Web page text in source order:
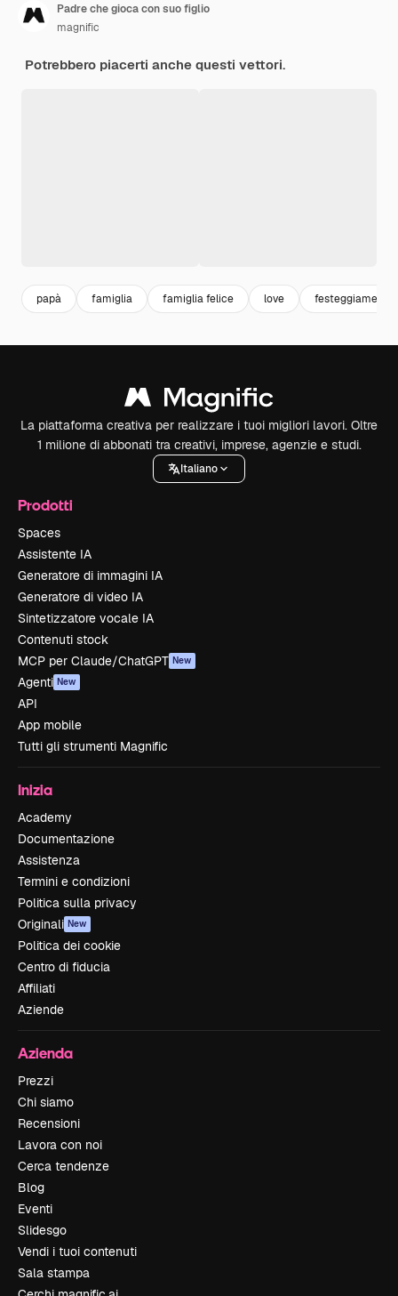
Padre che gioca con suo figlio
magnific
Potrebbero piacerti anche questi vettori.
papà famiglia famiglia felice love festeggiamenti
La piattaforma creativa per realizzare i tuoi migliori lavori. Oltre
1 milione di abbonati tra creativi, imprese, agenzie e studi.
Italiano
Prodotti
Spaces
Assistente IA
Generatore di immagini IA
Generatore di video IA
Sintetizzatore vocale IA
Contenuti stock
MCP per Claude/ChatGPT New
Agenti New
API
App mobile
Tutti gli strumenti Magnific
Inizia
Academy
Documentazione
Assistenza
Termini e condizioni
Politica sulla privacy
Originali New
Politica dei cookie
Centro di fiducia
Affiliati
Aziende
Azienda
Prezzi
Chi siamo
Recensioni
Lavora con noi
Cerca tendenze
Blog
Eventi
Slidesgo
Vendi i tuoi contenuti
Sala stampa